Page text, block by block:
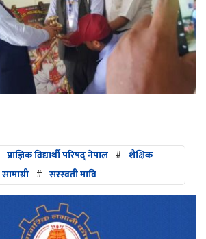
प्राज्ञिक विद्यार्थी परिषद् नेपाल # शैक्षिक
सामाग्री # सरस्वती मावि